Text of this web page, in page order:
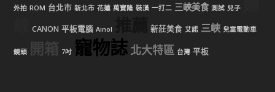
外拍 ROM 台北市 新北市 花蓮 萬寶隆 裝潢 一打二 三峽美食 測試 兒子
CANON 平板電腦 Ainol 新莊美食 艾諾 三峽 兒童電動車
鏡頭 開箱 7吋 寵物誌 北大特區 台灣 平板